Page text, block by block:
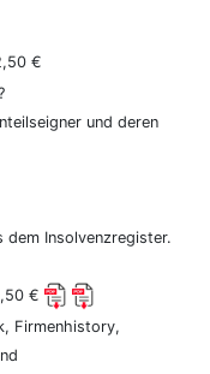
€
und deren
dem Insolvenzregister.
€
Firmenhistory,